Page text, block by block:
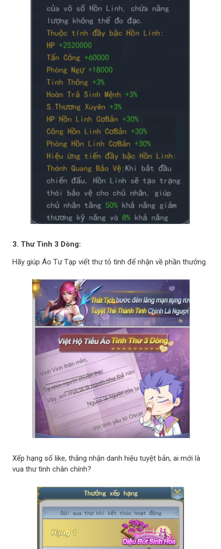
3. Thư Tình 3 Dòng:
Hãy giúp Áo Tư Tạp viết thư tỏ tình để nhận về phần thưởng.
Xếp hạng số like, thắng nhận danh hiệu tuyệt bản, ai mới là
vua thư tình chân chính?